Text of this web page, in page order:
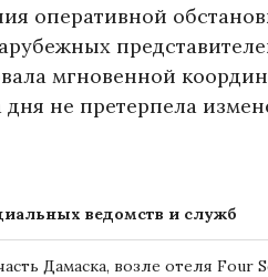
оперативной
мгновенной
дня не претерпела
ведомств и служб
Дамаска, возле отеля Four